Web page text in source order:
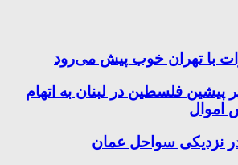
با تهران خوب پیش می‌رود
پیشین فلسطین در لبنان به اتهام
اموال
در نزدیکی سواحل عمان